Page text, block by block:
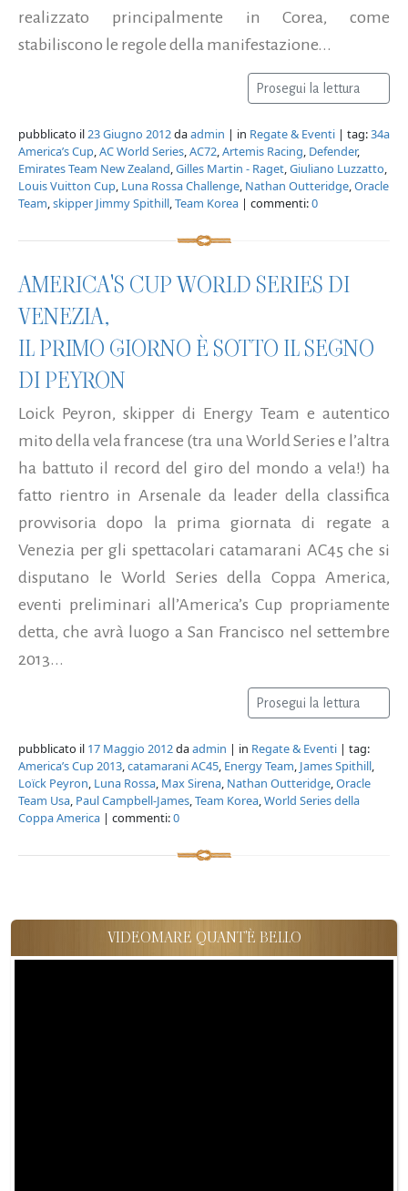
realizzato principalmente in Corea, come
stabiliscono le regole della manifestazione...
Prosegui la lettura
pubblicato il23 Giugno 2012daadmin | in Regate & Eventi | tag:34a
America’s Cup,AC World Series,AC72,Artemis Racing, Defender,
Emirates Team New Zealand,Gilles Martin - Raget,Giuliano Luzzatto,
Louis Vuitton Cup, Luna Rossa Challenge, Nathan Outteridge,Oracle
Team,skipper Jimmy Spithill,Team Korea | commenti:0
AMERICA'S CUP WORLD SERIES DI
VENEZIA,
IL PRIMO GIORNO È SOTTO IL SEGNO
DI PEYRON
Loick Peyron, skipper di Energy Team e autentico
mito della vela francese (tra una World Series e l’altra
ha battuto il record del giro del mondo a vela!) ha
fatto rientro in Arsenale da leader della classifica
provvisoria dopo la prima giornata di regate a
Venezia per gli spettacolari catamarani AC45 che si
disputano le World Series della Coppa America,
eventi preliminari all’America’s Cup propriamente
detta, che avrà luogo a San Francisco nel settembre
2013...
Prosegui la lettura
pubblicato il 17 Maggio 2012daadmin | in Regate & Eventi | tag:
America’s Cup 2013,catamarani AC45, Energy Team, James Spithill,
Loïck Peyron, Luna Rossa, Max Sirena, Nathan Outteridge,Oracle
Team Usa, Paul Campbell-James,Team Korea,World Series della
Coppa America | commenti:0
VIDEOMARE QUANT'È BELLO